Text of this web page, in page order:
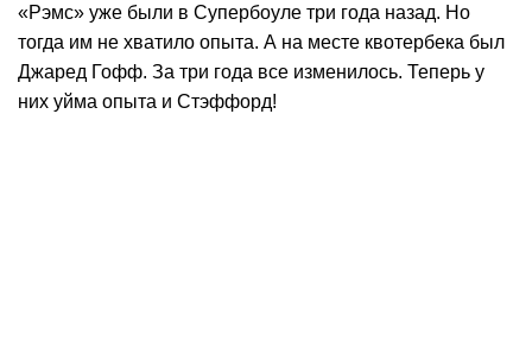
«Рэмс» уже были в Супербоуле три года назад. Но
тогда им не хватило опыта. А на месте квотербека был
Джаред Гофф. За три года все изменилось. Теперь у
них уйма опыта и Стэффорд!